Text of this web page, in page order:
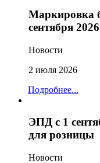
Маркировка
сентября
Новости
2 июля 2026
Подробнее...
ЭПД с 1
для розницы
Новости